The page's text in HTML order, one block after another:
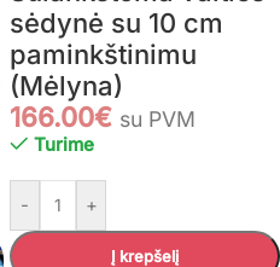
sėdynė su 10 cm
paminkštinimu
(Mėlyna)
166.00€ su PVM
Turime
- +
Į krepšelį